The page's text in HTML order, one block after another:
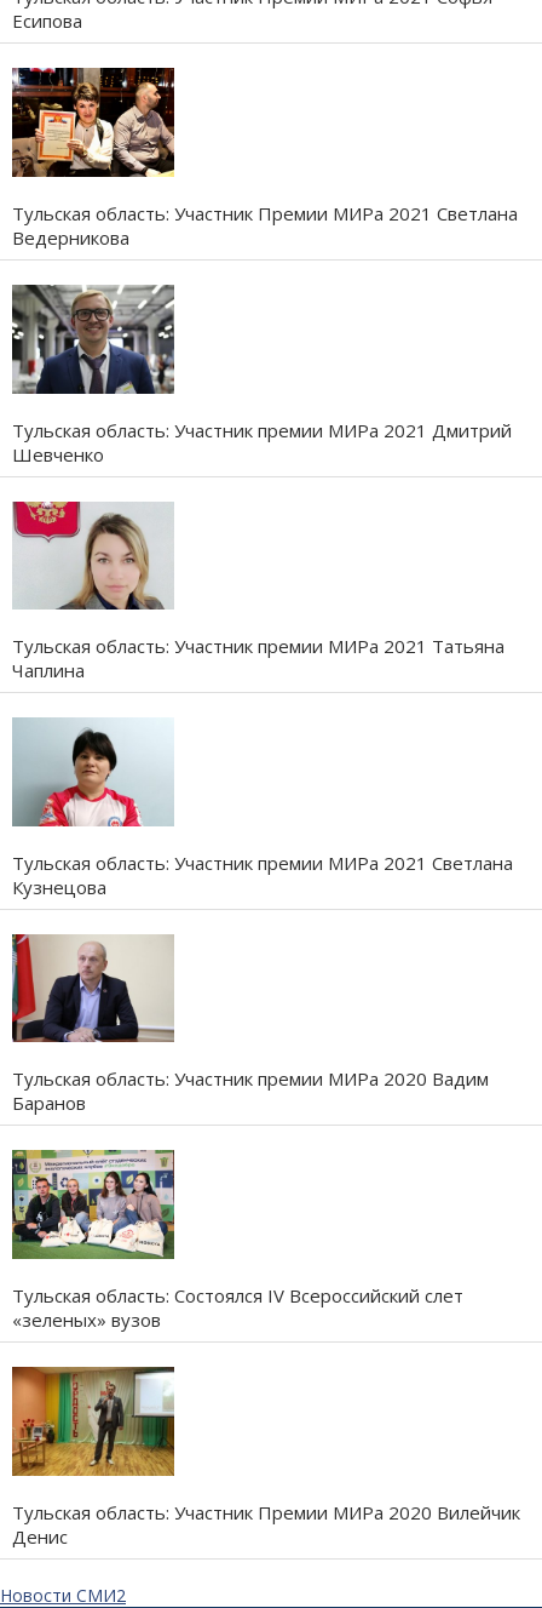
Есипова
Тульская область: Участник Премии МИРа 2021 Светлана
Ведерникова
Тульская область: Участник премии МИРа 2021 Дмитрий
Шевченко
Тульская область: Участник премии МИРа 2021 Татьяна
Чаплина
Тульская область: Участник премии МИРа 2021 Светлана
Кузнецова
Тульская область: Участник премии МИРа 2020 Вадим
Баранов
Тульская область: Состоялся IV Всероссийский слет
«зеленых» вузов
Тульская область: Участник Премии МИРа 2020 Вилейчик
Денис
Новости СМИ2